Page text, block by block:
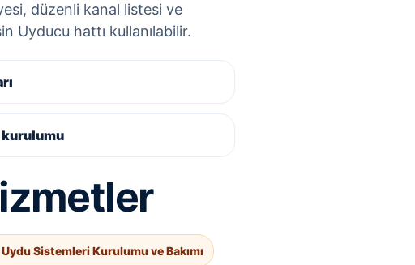
düzenli kanal listesi ve
Uyducu hattı kullanılabilir.
Sistemleri Kurulumu ve Bakımı